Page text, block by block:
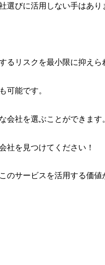
選びに活用しない手はあり
るリスクを最小限に抑えら
可能です。
会社を選ぶことができます
社を見つけてください！
のサービスを活用する価値